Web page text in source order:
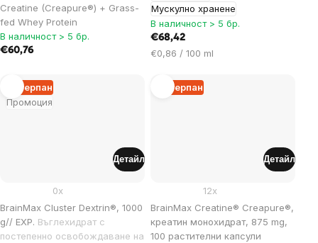
Creatine (Creapure®) + Grass-
fed Whey Protein
В наличност > 5 бр.
€60,76
Мускулно хранене
В наличност > 5 бр.
€68,42
Цена
мярка:
€0,86 / 100 ml
Промоция
Изчерпан
BrainMax Cluster Dextrin®, 1000
g// EXP. Въглехидрат с
постепенно освобождаване на
0x
Детайл
Изчерпан
BrainMax Creatine® Creapure®,
креатин монохидрат, 875 mg,
100 растителни капсули
12x
Детайл